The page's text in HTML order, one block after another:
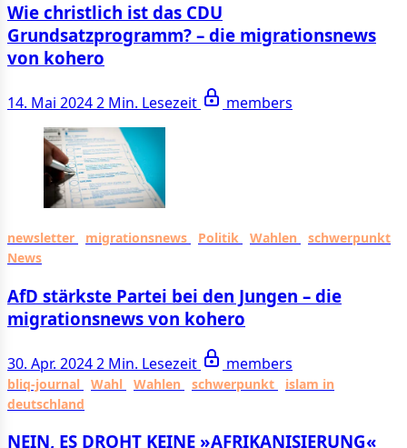
Wie christlich ist das CDU
Grundsatzprogramm? – die migrationsnews
von kohero
14. Mai 20242 Min. Lesezeit members
newsletter migrationsnews Politik Wahlen
schwerpunkt
News
AfD stärkste Partei bei den Jungen – die
migrationsnews von kohero
30. Apr. 20242 Min. Lesezeit members
bliq-journal Wahl Wahlen schwerpunkt
islam in
deutschland
NEIN, ES DROHT KEINE »AFRI­KA­NI­SIE­RUNG«